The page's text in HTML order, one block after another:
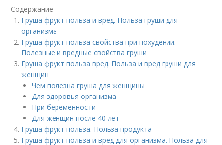
Содержание
Груша фрукт польза и вред. Польза груши для
организма
Груша фрукт польза свойства при похудении.
Полезные и вредные свойства груши
Груша фрукт польза вред. Польза и вред груши для
женщин
Чем полезна груша для женщины
Для здоровья организма
При беременности
Для женщин после 40 лет
Груша фрукт польза. Польза продукта
Груша фрукт польза и вред для организма. Польза для